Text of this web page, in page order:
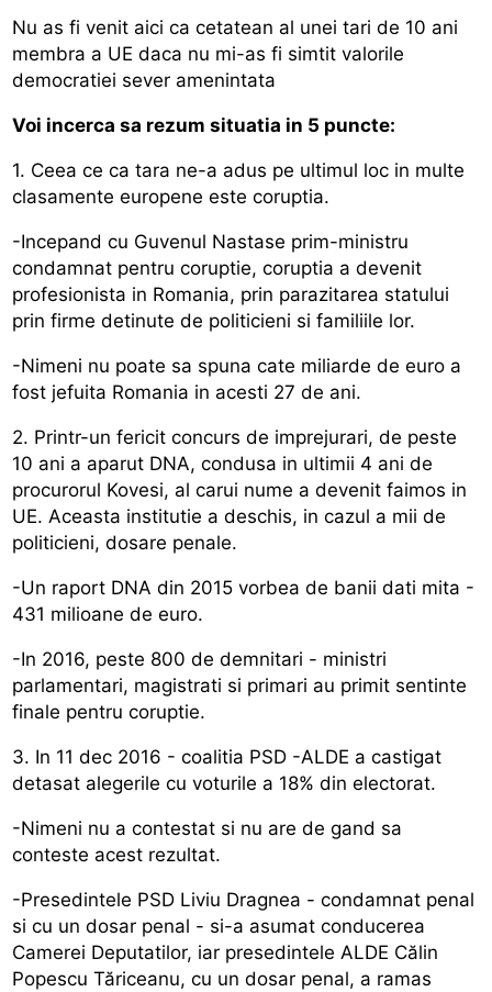
Nu as fi venit aici ca cetatean al unei tari de 10 ani
membra a UE daca nu mi-as fi simtit valorile
democratiei sever amenintata
Voi incerca sa rezum situatia in 5 puncte:
1. Ceea ce ca tara ne-a adus pe ultimul loc in multe
clasamente europene este coruptia.
-Incepand cu Guvenul Nastase prim-ministru
condamnat pentru coruptie, coruptia a devenit
profesionista in Romania, prin parazitarea statului
prin firme detinute de politicieni si familiile lor.
-Nimeni nu poate sa spuna cate miliarde de euro a
fost jefuita Romania in acesti 27 de ani.
2. Printr-un fericit concurs de imprejurari, de peste
10 ani a aparut DNA, condusa in ultimii 4 ani de
procurorul Kovesi, al carui nume a devenit faimos in
UE. Aceasta institutie a deschis, in cazul a mii de
politicieni, dosare penale.
-Un raport DNA din 2015 vorbea de banii dati mita -
431 milioane de euro.
-In 2016, peste 800 de demnitari - ministri
parlamentari, magistrati si primari au primit sentinte
finale pentru coruptie.
3. In 11 dec 2016 - coalitia PSD -ALDE a castigat
detasat alegerile cu voturile a 18% din electorat.
-Nimeni nu a contestat si nu are de gand sa
conteste acest rezultat.
-Presedintele PSD Liviu Dragnea - condamnat penal
si cu un dosar penal - si-a asumat conducerea
Camerei Deputatilor, iar presedintele ALDE Călin
Popescu Tăriceanu, cu un dosar penal, a ramas